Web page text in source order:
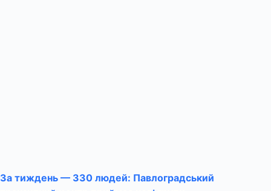
За тиждень — 330 людей: Павлоградський